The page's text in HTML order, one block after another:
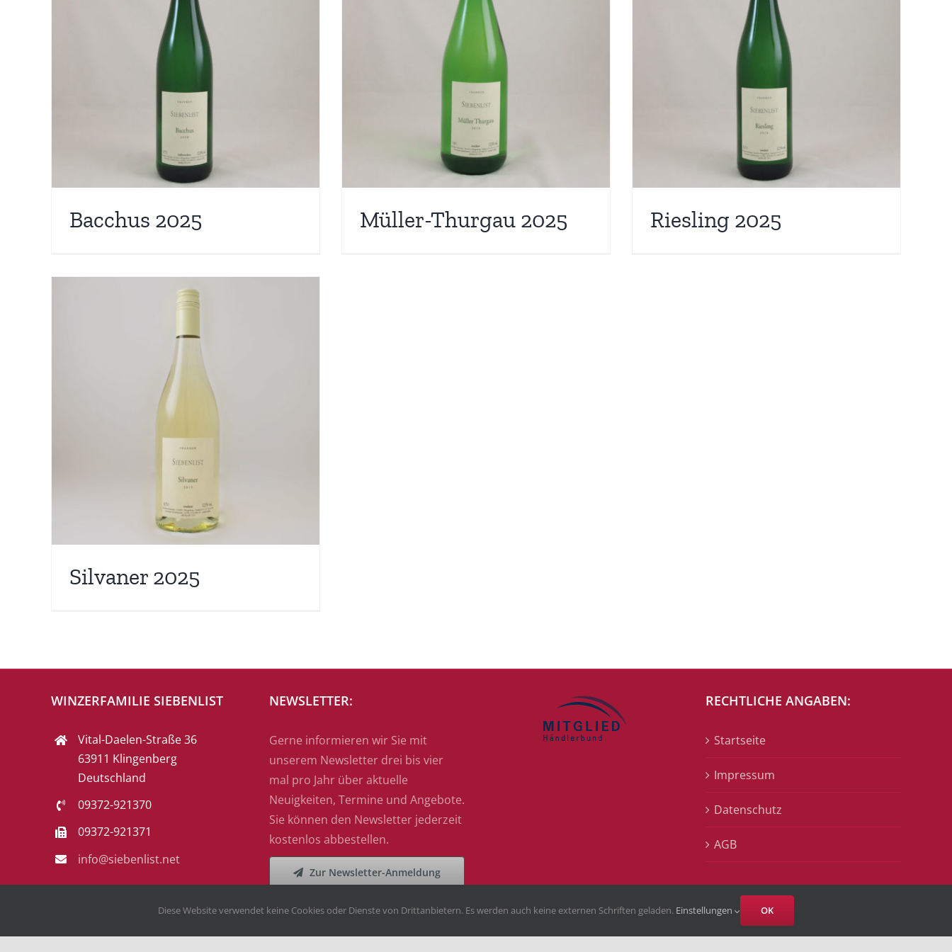
Bacchus 2025 Müller-Thurgau 2025 Riesling 2025
Silvaner 2025
Silvaner 2025
WINZERFAMILIE SIEBENLIST
Vital-Daelen-Straße 36
63911 Klingenberg
Deutschland
09372-921370
09372-921371
info@siebenlist.net
NEWSLETTER:
Gerne informieren wir Sie mit
unserem Newsletter drei bis vier
mal pro Jahr über aktuelle
Neuigkeiten, Termine und Angebote.
Sie können den Newsletter jederzeit
kostenlos abbestellen.
Zur Newsletter-Anmeldung
RECHTLICHE ANGABEN:
Startseite
Impressum
Datenschutz
AGB
Diese Website verwendet keine Cookies oder Dienste von Drittanbietern. Es werden auch keine externen Schriften geladen. Einstellungen OK